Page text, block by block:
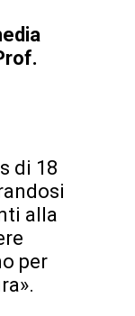
di 18
alla
per